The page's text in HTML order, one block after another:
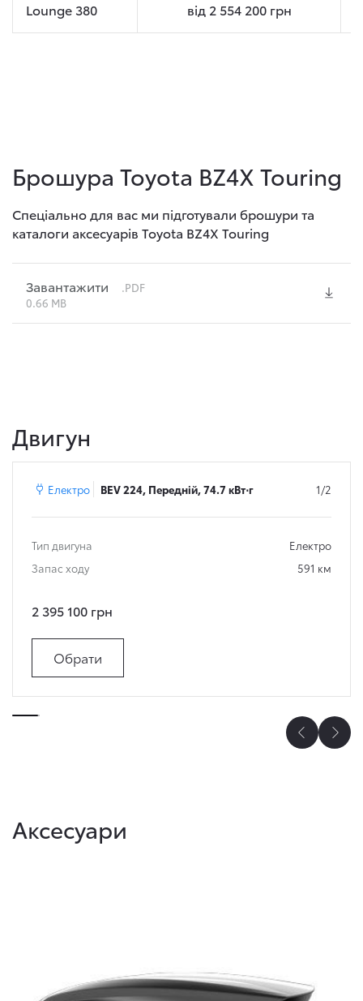
Lounge 380 від 2 554 200грн
Брошура Toyota BZ4X Touring
Спеціально для вас ми підготували брошури та
каталоги аксесуарів Toyota BZ4X Touring
Завантажити
.PDF
0.66 MB
Двигун
Електро BEV 224, Передній, 74.7 кВт⋅г 1/2
Тип двигуна
Електро
Запас ходу
591 км
2 395 100 грн
Обрати
Аксесуари